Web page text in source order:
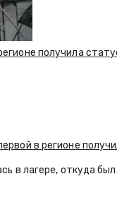
получила
в регионе
в лагере, откуда